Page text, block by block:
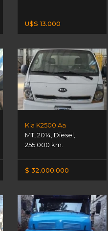
U$S 13.000
Kia K2500 Aa
MT,2014, Diesel,
255.000 km.
$ 32.000.000